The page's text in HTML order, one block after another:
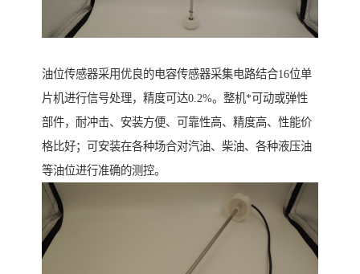
油位传感器采用优良的电容传感器采集电路结合16位单
片机进行信号处理，精度可达0.2%。整机*可动或弹性
部件，耐冲击、安装方便、可靠性高、精度高、性能价
格比好；可安装在各种场合对汽油、柴油、各种液压油
等油位进行准确的测控。